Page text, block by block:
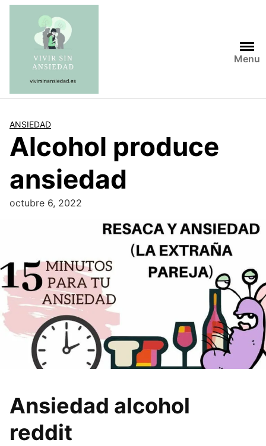
Saltar
contenido
Menu
ANSIEDAD
Alcohol produce
ansiedad
octubre 6, 2022
Ansiedad alcohol
reddit